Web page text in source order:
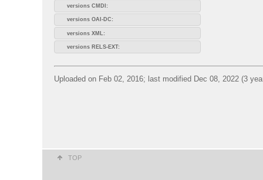
versions CMDI:
versions OAI-DC:
versions XML:
versions RELS-EXT:
Uploaded on Feb 02, 2016; last modified Dec 08, 2022 (3
TOP